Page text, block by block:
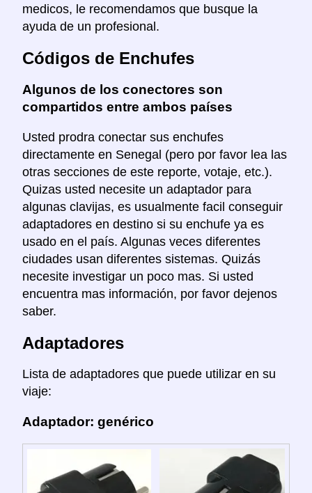
medicos, le recomendamos que busque la
ayuda de un profesional.
Códigos de Enchufes
Algunos de los conectores son
compartidos entre ambos países
Usted prodra conectar sus enchufes
directamente en Senegal (pero por favor lea las
otras secciones de este reporte, votaje, etc.).
Quizas usted necesite un adaptador para
algunas clavijas, es usualmente facil conseguir
adaptadores en destino si su enchufe ya es
usado en el país. Algunas veces diferentes
ciudades usan diferentes sistemas. Quizás
necesite investigar un poco mas. Si usted
encuentra mas información, por favor dejenos
saber.
Adaptadores
Lista de adaptadores que puede utilizar en su
viaje:
Adaptador: genérico